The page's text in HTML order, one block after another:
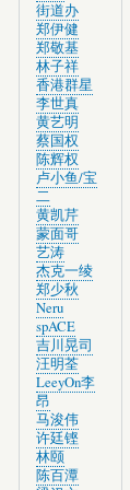
街道办
郑伊健
郑敬基
林子祥
香港群星
李世真
黄艺明
蔡国权
陈辉权
卢小鱼/宝
二
黄凯芹
蒙面哥
艺涛
杰克一绫
郑少秋
Neru
spACE
吉川晃司
汪明荃
LeeyOn李
昂
马浚伟
许廷铿
林颐
陈百潭